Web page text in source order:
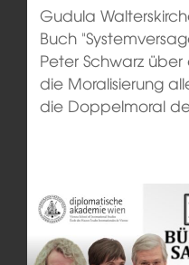
Gudula
Buch
Peter Schwarz
die Moralisierung
die Doppelmoral